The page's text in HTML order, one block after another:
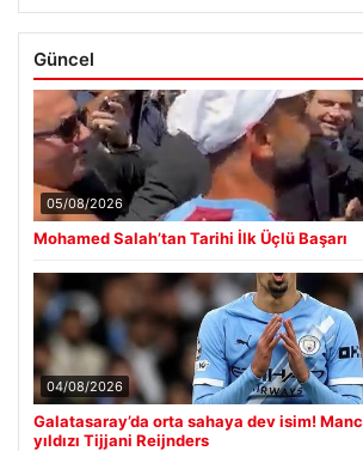
Güncel
05/08/2026
Mohamed Salah’tan Tarihi İlk Üçlü Başarı
04/08/2026
Galatasaray’da orta sahaya dev isim!
yıldızı Tijjani Reijnders